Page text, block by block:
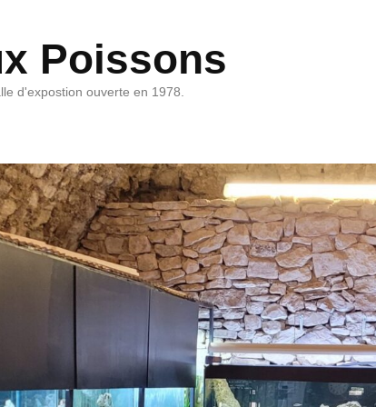
Poissons
d'expostion ouverte en 1978.